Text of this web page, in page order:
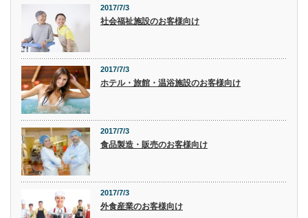
2017/7/3
社会福祉施設のお客様向け
2017/7/3
ホテル・旅館・温浴施設のお客様向け
2017/7/3
食品製造・販売のお客様向け
2017/7/3
外食産業のお客様向け